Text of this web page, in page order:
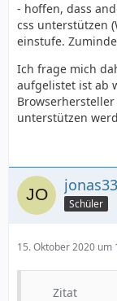
- hoffen, dass
css unterstützen
einstufe.
Ich frage mich
aufgelistet ist ab
unterstützen
Schüler
15. Oktober 2020 um
Zitat